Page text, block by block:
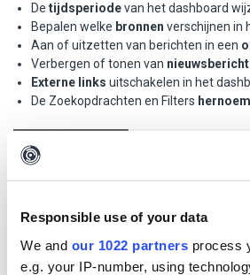
Responsible use of your data
We and our 1022 partners process
e.g. your IP-number, using
De tijdsperiodevan het dashboard
Bepalen welke bronnen verschijnen in
Aan of uitzetten van berichten in een
Verbergen of tonen van
Externe links uitschakelen in het
De Zoekopdrachten en Filters